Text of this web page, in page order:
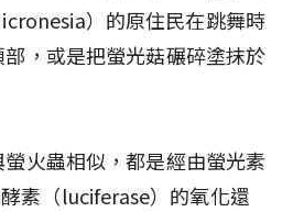
）的原住民在跳舞時
，或是把螢光菇碾碎塗抹於
火蟲相似，都是經由螢光素
素（luciferase）的氧化還